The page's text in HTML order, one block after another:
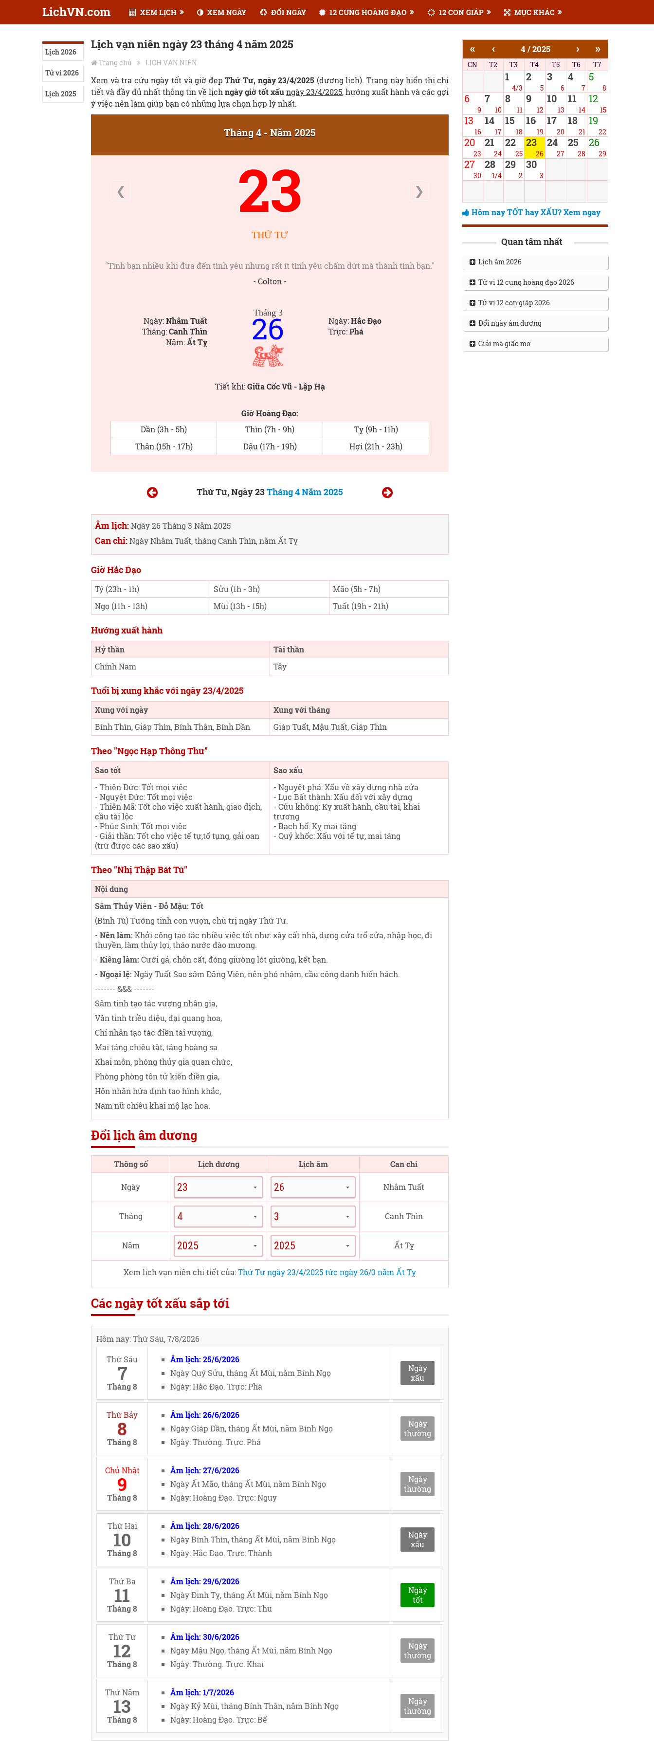
LichVN.com XEM LỊCH XEM NGÀY ĐỔI NGÀY 12 CUNG HOÀNG ĐẠO 12 CON GIÁP MỤC KHÁC
Lịch 2026
Tử vi 2026
Lịch 2025
Lịch vạn niên ngày 23 tháng 4 năm 2025
Trang chủ LỊCH VẠN NIÊN
Xem và tra cứu ngày tốt và giờ đẹpThứ Tư, ngày 23/4/2025 (dương lịch). Trang này hiển thị chi
tiết và đầy đủ nhất thông tin về lịchngày giờ tốt xấu ngày 23/4/2025, hướng xuất hành và các gợi
ý việc nên làm giúp bạn có những lựa chọn hợp lý nhất.
Tháng 4 - Năm 2025
❮ 23 ❯
THỨ TƯ
"Tình bạn nhiều khi đưa đến tình yêu nhưng rất ít tình yêu chấm dứt mà thành tình bạn."
- Colton -
Ngày:Nhâm Tuất
Tháng:Canh Thìn
Năm:Ất Tỵ
Tháng 3
26 Ngày:Hắc Đạo
Trực:Phá
Tiết khí:Giữa Cốc Vũ - Lập Hạ
Giờ Hoàng Đạo:
Dần (3h - 5h)
Thìn (7h - 9h)
Tỵ (9h - 11h)
Thân (15h - 17h)
Dậu (17h - 19h) Hợi (21h - 23h)
Thứ Tư, Ngày 23Tháng 4 Năm 2025
Âm lịch:Ngày 26 Tháng 3 Năm 2025
Can chi:Ngày Nhâm Tuất, tháng Canh Thìn, năm Ất Tỵ
Giờ Hắc Đạo
Tý (23h - 1h) Sửu (1h - 3h)
Mão (5h - 7h)
Ngọ (11h - 13h)
Mùi (13h - 15h) Tuất (19h - 21h)
Hướng xuất hành
Hỷ thần
Tài thần
Chính Nam
Tây
Tuổi bị xung khắc với ngày 23/4/2025
Xung với ngày
Xung với tháng
Bính Thìn, Giáp Thìn, Bính Thân, Bính Dần
Giáp Tuất, Mậu Tuất, Giáp Thìn
Theo "Ngọc Hạp Thông Thư"
Sao tốt
Sao xấu
- Thiên Đức: Tốt mọi việc
- Nguyệt Đức: Tốt mọi việc
- Thiên Mã: Tốt cho việc xuất hành, giao dịch,
cầu tài lộc
- Phúc Sinh: Tốt mọi việc
- Giải thần: Tốt cho việc tế tự,tố tụng, gải oan
(trừ được các sao xấu)
- Nguyệt phá: Xấu về xây dựng nhà cửa
- Lục Bất thành: Xấu đối với xây dựng
- Cửu không: Kỵ xuất hành, cầu tài, khai
trương
- Bạch hổ: Kỵ mai táng
- Quỷ khốc: Xấu với tế tự, mai táng
Theo "Nhị Thập Bát Tú"
Nội dung
Sâm Thủy Viên - Đỗ Mậu: Tốt
(Bình Tú) Tướng tinh con vượn, chủ trị ngày Thứ Tư.
- Nên làm: Khởi công tạo tác nhiều việc tốt như: xây cất nhà, dựng cửa trổ cửa, nhập học, đi
thuyền, làm thủy lợi, tháo nước đào mương.
- Kiêng làm: Cưới gả, chôn cất, đóng giường lót giường, kết bạn.
- Ngoại lệ: Ngày Tuất Sao sâm Đăng Viên, nên phó nhậm, cầu công danh hiển hách.
------- &&& -------
Sâm tinh tạo tác vượng nhân gia,
Văn tinh triều diệu, đại quang hoa,
Chỉ nhân tạo tác điền tài vượng,
Mai táng chiêu tật, táng hoàng sa.
Khai môn, phóng thủy gia quan chức,
Phòng phòng tôn tử kiến điền gia,
Hôn nhân hứa định tao hình khắc,
Nam nữ chiêu khai mộ lạc hoa.
Đổi lịch âm dương
Thông số Lịch dương Lịch âm Can chi
Ngày Nhâm Tuất
Tháng Canh Thìn
Năm Ất Tỵ
Xem lịch vạn niên chi tiết của:Thứ Tư ngày 23/4/2025 tức ngày 26/3 năm Ất Tỵ
Các ngày tốt xấu sắp tới
Hôm nay: Thứ Sáu, 7/8/2026
Thứ Sáu
7
Tháng 8
Âm lịch: 25/6/2026
Ngày Quý Sửu, tháng Ất Mùi, năm Bính Ngọ
Ngày: Hắc Đạo. Trực: Phá
Ngày
xấu
Thứ Bảy
8
Tháng 8
Âm lịch: 26/6/2026
Ngày Giáp Dần, tháng Ất Mùi, năm Bính Ngọ
Ngày: Thường. Trực: Phá
Ngày
thường
Chủ Nhật
9
Tháng 8
Âm lịch: 27/6/2026
Ngày Ất Mão, tháng Ất Mùi, năm Bính Ngọ
Ngày: Hoàng Đạo. Trực: Nguy
Ngày
thường
Thứ Hai
10
Tháng 8
Âm lịch: 28/6/2026
Ngày Bính Thìn, tháng Ất Mùi, năm Bính Ngọ
Ngày: Hắc Đạo. Trực: Thành
Ngày
xấu
Thứ Ba
11
Tháng 8
Âm lịch: 29/6/2026
Ngày Đinh Tỵ, tháng Ất Mùi, năm Bính Ngọ
Ngày: Hoàng Đạo. Trực: Thu
Ngày
tốt
Thứ Tư
12
Tháng 8
Âm lịch: 30/6/2026
Ngày Mậu Ngọ, tháng Ất Mùi, năm Bính Ngọ
Ngày: Thường. Trực: Khai
Ngày
thường
Thứ Năm
13
Tháng 8
Âm lịch: 1/7/2026
Ngày Kỷ Mùi, tháng Bính Thân, năm Bính Ngọ
Ngày: Hoàng Đạo. Trực: Bế
Ngày
thường
« ‹ 4 / 2025 › »
CN T2 T3 T4 T5 T6 T7
1
4/3
2
5
3
6
4
7
5
8
6
9
7
10
8
11
9
12
10
13
11
14
12
15
13
16
14
17
15
18
16
19
17
20
18
21
19
22
20
23
21
24
22
25
23
26
24
27
25
28
26
29
27
30
28
1/4
29
2
30
3
Hôm nay TỐT hay XẤU? Xem ngay
Quan tâm nhất
Lịch âm 2026
Tử vi 12 cung hoàng đạo 2026
Tử vi 12 con giáp 2026
Đổi ngày âm dương
Giải mã giấc mơ